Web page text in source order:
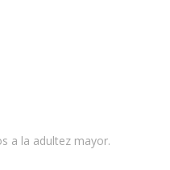
a la adultez mayor.